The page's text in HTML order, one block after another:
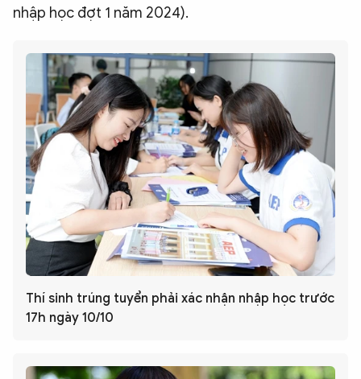
nhập học đợt 1 năm 2024).
Thí sinh trúng tuyển phải xác nhận nhập học trước
17h ngày 10/10